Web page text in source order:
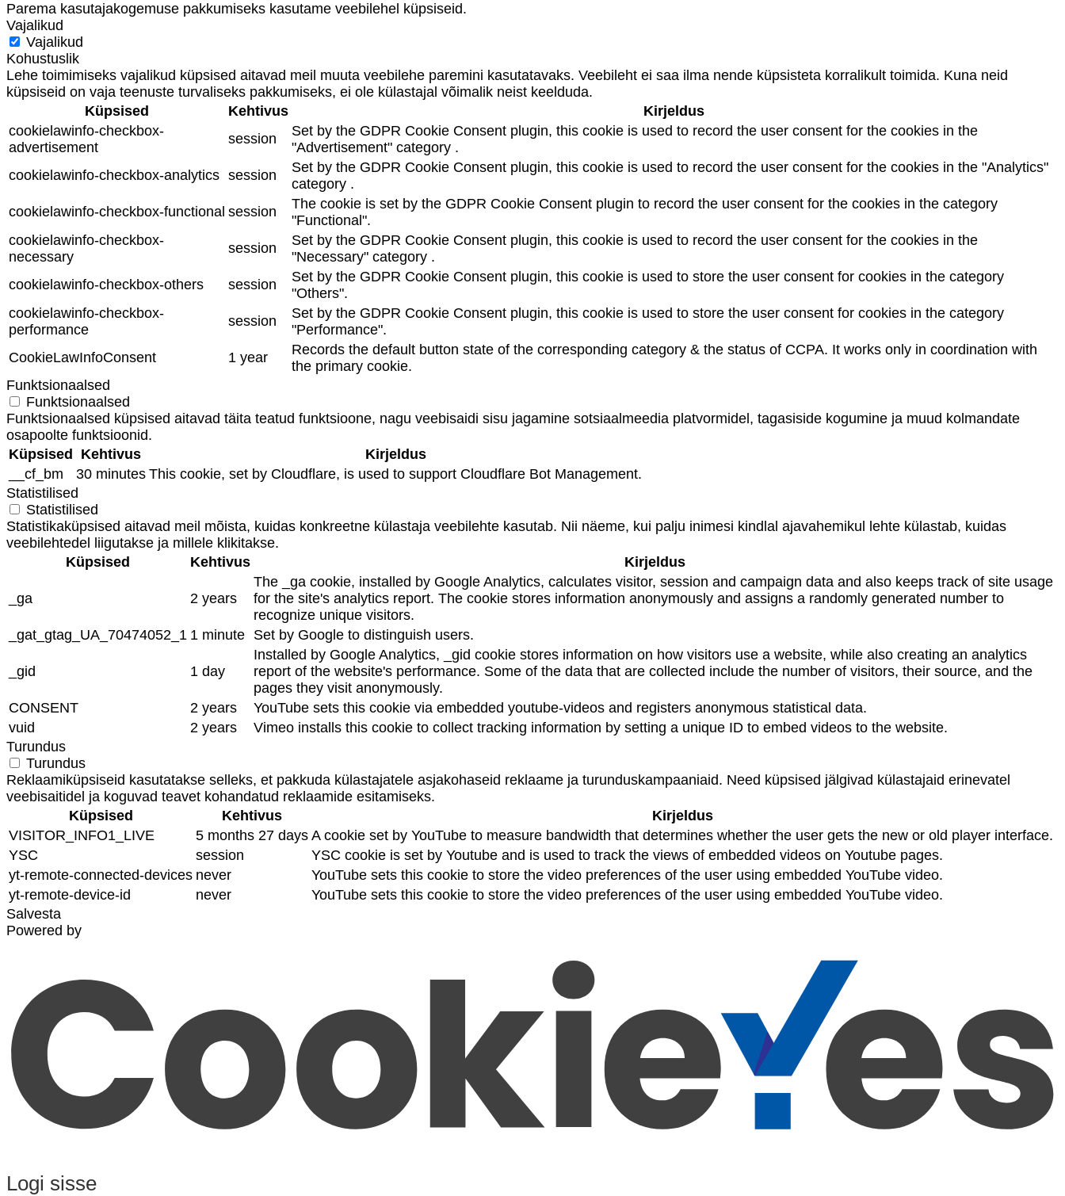
Parema kasutajakogemuse pakkumiseks kasutame veebilehel küpsiseid.
Vajalikud
Vajalikud
Kohustuslik
Lehe toimimiseks vajalikud küpsised aitavad meil muuta veebilehe paremini kasutatavaks. Veebileht ei saa ilma nende küpsisteta korralikult toimida. Kuna neid
küpsiseid on vaja teenuste turvaliseks pakkumiseks, ei ole külastajal võimalik neist keelduda.
Küpsised
Kehtivus
Kirjeldus
cookielawinfo-checkbox-
advertisement
session
Set by the GDPR Cookie Consent plugin, this cookie is used to record the user consent for the cookies in the
"Advertisement" category .
cookielawinfo-checkbox-analytics session
Set by the GDPR Cookie Consent plugin, this cookie is used to record the user consent for the cookies in the "Analytics"
category .
cookielawinfo-checkbox-functional session
The cookie is set by the GDPR Cookie Consent plugin to record the user consent for the cookies in the category
"Functional".
cookielawinfo-checkbox-
necessary
session
Set by the GDPR Cookie Consent plugin, this cookie is used to record the user consent for the cookies in the
"Necessary" category .
cookielawinfo-checkbox-others
session
Set by the GDPR Cookie Consent plugin, this cookie is used to store the user consent for cookies in the category
"Others".
cookielawinfo-checkbox-
performance
session
Set by the GDPR Cookie Consent plugin, this cookie is used to store the user consent for cookies in the category
"Performance".
CookieLawInfoConsent
1 year
Records the default button state of the corresponding category & the status of CCPA. It works only in coordination with
the primary cookie.
Funktsionaalsed
Funktsionaalsed
Funktsionaalsed küpsised aitavad täita teatud funktsioone, nagu veebisaidi sisu jagamine sotsiaalmeedia platvormidel, tagasiside kogumine ja muud kolmandate
osapoolte funktsioonid.
Küpsised
Kehtivus
Kirjeldus
__cf_bm
30 minutes This cookie, set by Cloudflare, is used to support Cloudflare Bot Management.
Statistilised
Statistilised
Statistikaküpsised aitavad meil mõista, kuidas konkreetne külastaja veebilehte kasutab. Nii näeme, kui palju inimesi kindlal ajavahemikul lehte külastab, kuidas
veebilehtedel liigutakse ja millele klikitakse.
Küpsised
Kehtivus Kirjeldus
_ga 2 years
The _ga cookie, installed by Google Analytics, calculates visitor, session and campaign data and also keeps track of site usage
for the site's analytics report. The cookie stores information anonymously and assigns a randomly generated number to
recognize unique visitors.
_gat_gtag_UA_70474052_1 1 minute Set by Google to distinguish users.
_gid 1 day
Installed by Google Analytics, _gid cookie stores information on how visitors use a website, while also creating an analytics
report of the website's performance. Some of the data that are collected include the number of visitors, their source, and the
pages they visit anonymously.
CONSENT
2 years
YouTube sets this cookie via embedded youtube-videos and registers anonymous statistical data.
vuid
2 years
Vimeo installs this cookie to collect tracking information by setting a unique ID to embed videos to the website.
Turundus
Turundus
Reklaamiküpsiseid kasutatakse selleks, et pakkuda külastajatele asjakohaseid reklaame ja turunduskampaaniaid. Need küpsised jälgivad külastajaid erinevatel
veebisaitidel ja koguvad teavet kohandatud reklaamide esitamiseks.
Küpsised
Kehtivus
Kirjeldus
VISITOR_INFO1_LIVE
5 months 27 days A cookie set by YouTube to measure bandwidth that determines whether the user gets the new or old player interface.
YSC
session
YSC cookie is set by Youtube and is used to track the views of embedded videos on Youtube pages.
yt-remote-connected-devices never
YouTube sets this cookie to store the video preferences of the user using embedded YouTube video.
yt-remote-device-id
never
YouTube sets this cookie to store the video preferences of the user using embedded YouTube video.
Salvesta
Powered by
Logi sisse